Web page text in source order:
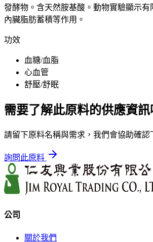
發酵物。含天然胺基酸。動物實驗顯示有
內臟脂肪蓄積等作用。
功效
血糖/血脂
心血管
舒壓/舒眠
需要了解此原料的供應資訊
請留下原料名稱與需求，我們會協助確認
詢問此原料
公司
關於我們